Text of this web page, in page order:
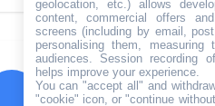
geolocation, etc.) allows
content, commercial offers
screens (including by email,
personalising them, measuring
audiences. Session recording
helps improve your experience.
You can "accept all" and
"cookie" icon, or "continue